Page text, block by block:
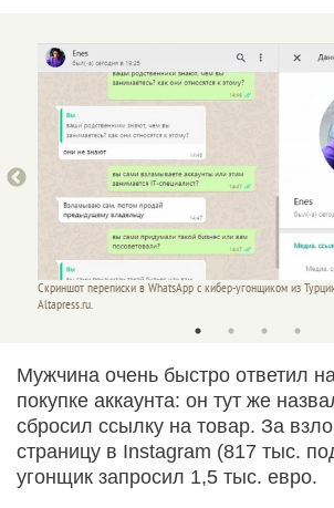
Скриншот переписки в WhatsApp с кибер-угонщиком из
Altapress.ru.
Мужчина очень быстро ответил
покупке аккаунта: он тут же
сбросил ссылку на товар. За
страницу в Instagram (817 тыс.
угонщик запросил 1,5 тыс. евро.